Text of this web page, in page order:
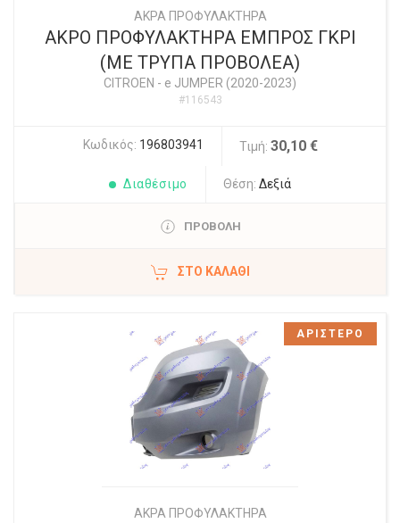
ΑΚΡΑ ΠΡΟΦΥΛΑΚΤΗΡΑ
ΑΚΡΟ ΠΡΟΦΥΛΑΚΤΗΡΑ ΕΜΠΡΟΣ ΓΚΡΙ
(ΜΕ ΤΡΥΠΑ ΠΡΟΒΟΛΕΑ)
CITROEN - e JUMPER (2020-2023)
#116543
Κωδικός: 196803941 Τιμή: 30,10 €
Διαθέσιμο Θέση: Δεξιά
ΠΡΟΒΟΛΗ
ΣΤΟ ΚΑΛΆΘΙ
ΑΚΡΑ ΠΡΟΦΥΛΑΚΤΗΡΑ
ΑΡΙΣΤΕΡΟ